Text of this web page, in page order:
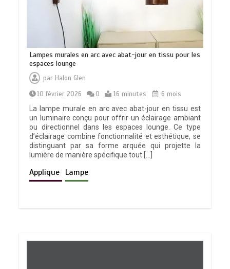
Lampes murales en arc avec abat-jour en tissu pour les
espaces lounge
par Halon Glen
10 février 2026
0 16 minutes
6 mois
La lampe murale en arc avec abat-jour en tissu est
un luminaire conçu pour offrir un éclairage ambiant
ou directionnel dans les espaces lounge. Ce type
d’éclairage combine fonctionnalité et esthétique, se
distinguant par sa forme arquée qui projette la
lumière de manière spécifique tout […]
Applique Lampe